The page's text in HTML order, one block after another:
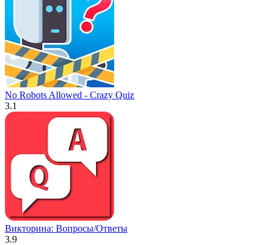
No Robots Allowed - Crazy Quiz
3.1
Викторина: Вопросы/Ответы
3.9